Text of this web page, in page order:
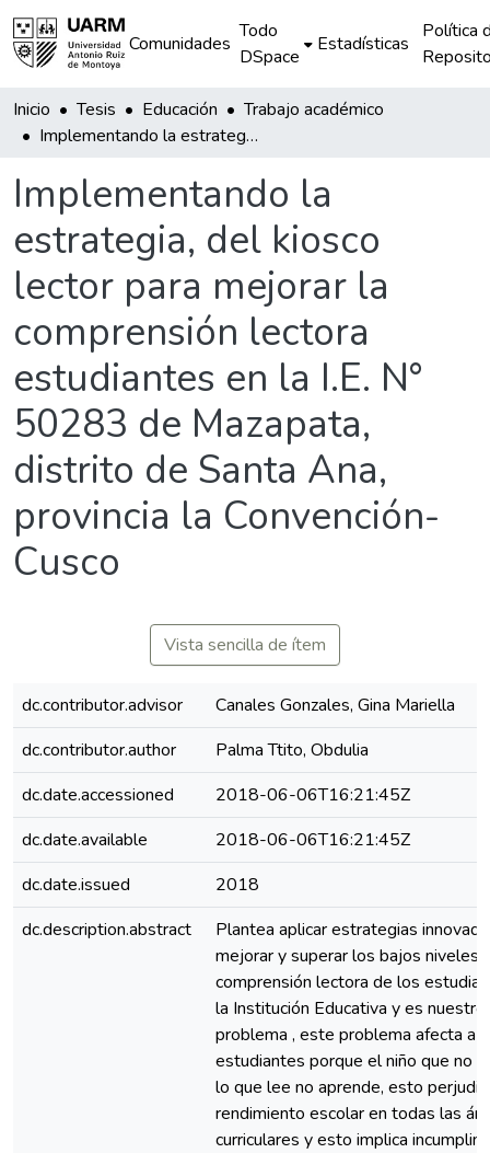
Comunidades
Todo
DSpace
Estadísticas
Política
Inicio Tesis Educación
Trabajo académico
Implementando la estrategia, del kiosco lector para mejorar la comprensión lectora estudiantes en la I.E. N° 50283 de Mazapata, distrito de Santa Ana, provincia la Convención-Cusco
Implementando la
estrategia, del kiosco
lector para mejorar la
comprensión lectora
estudiantes en la I.E. N°
50283 de Mazapata,
distrito de Santa Ana,
provincia la Convención-
Cusco
Vista sencilla de ítem
dc.contributor.advisor
Canales Gonzales, Gina Mariella
dc.contributor.author
Palma Ttito, Obdulia
dc.date.accessioned
2018-06-06T16:21:45Z
dc.date.available
2018-06-06T16:21:45Z
dc.date.issued
2018
dc.description.abstract
Plantea aplicar estrategias
mejorar y superar los bajos niveles
comprensión lectora de los
la Institución Educativa y es nuestro
problema , este problema afecta a
estudiantes porque el niño que no
lo que lee no aprende, esto
rendimiento escolar en todas las
curriculares y esto implica